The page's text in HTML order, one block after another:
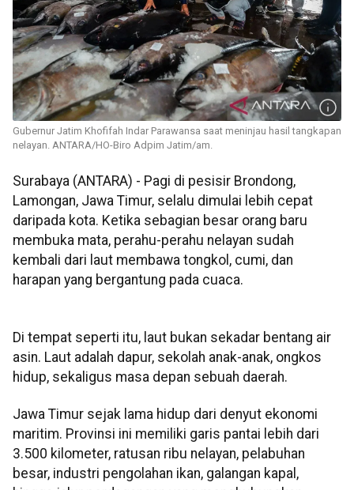
Gubernur Jatim Khofifah Indar Parawansa saat meninjau hasil tangkapan
nelayan. ANTARA/HO-Biro Adpim Jatim/am.
Surabaya (ANTARA) - Pagi di pesisir Brondong,
Lamongan, Jawa Timur, selalu dimulai lebih cepat
daripada kota. Ketika sebagian besar orang baru
membuka mata, perahu-perahu nelayan sudah
kembali dari laut membawa tongkol, cumi, dan
harapan yang bergantung pada cuaca.
Di tempat seperti itu, laut bukan sekadar bentang air
asin. Laut adalah dapur, sekolah anak-anak, ongkos
hidup, sekaligus masa depan sebuah daerah.
Jawa Timur sejak lama hidup dari denyut ekonomi
maritim. Provinsi ini memiliki garis pantai lebih dari
3.500 kilometer, ratusan ribu nelayan, pelabuhan
besar, industri pengolahan ikan, galangan kapal,